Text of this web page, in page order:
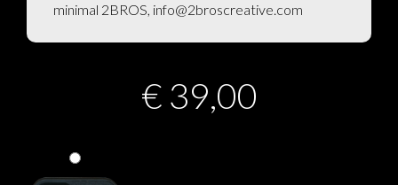
minimal 2BROS, info@2broscreative.com
€39,00